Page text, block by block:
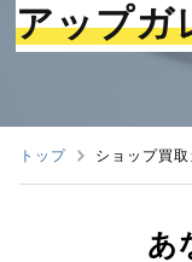
アップガ
トップ ショップ買
あ